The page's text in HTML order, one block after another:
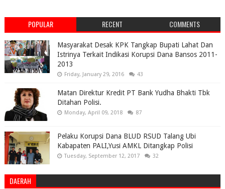
POPULAR RECENT COMMENTS
Masyarakat Desak KPK Tangkap Bupati Lahat Dan
Istrinya Terkait Indikasi Korupsi Dana Bansos 2011-
2013
Friday, January 29, 2016 43
Matan Direktur Kredit PT Bank Yudha Bhakti Tbk
Ditahan Polisi.
Monday, April 09, 2018 87
Pelaku Korupsi Dana BLUD RSUD Talang Ubi
Kabapaten PALI,Yusi AMKL Ditangkap Polisi
Tuesday, September 12, 2017 32
DAERAH